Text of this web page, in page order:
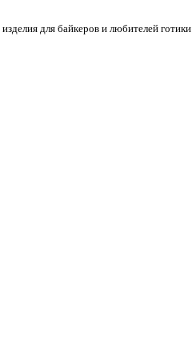
для байкеров и любителей готики